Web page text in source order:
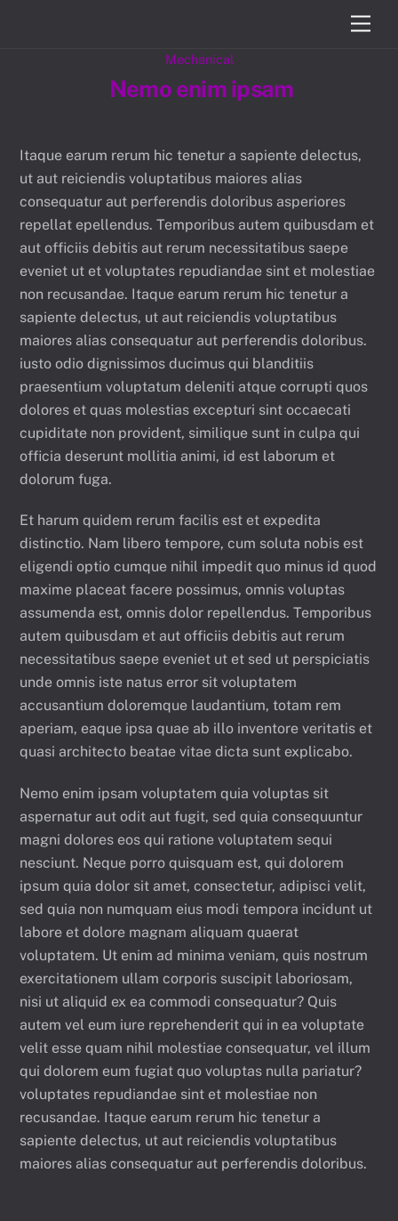
Mechanical
Nemo enim ipsam
Itaque earum rerum hic tenetur a sapiente delectus,
ut aut reiciendis voluptatibus maiores alias
consequatur aut perferendis doloribus asperiores
repellat epellendus. Temporibus autem quibusdam et
aut officiis debitis aut rerum necessitatibus saepe
eveniet ut et voluptates repudiandae sint et molestiae
non recusandae. Itaque earum rerum hic tenetur a
sapiente delectus, ut aut reiciendis voluptatibus
maiores alias consequatur aut perferendis doloribus.
iusto odio dignissimos ducimus qui blanditiis
praesentium voluptatum deleniti atque corrupti quos
dolores et quas molestias excepturi sint occaecati
cupiditate non provident, similique sunt in culpa qui
officia deserunt mollitia animi, id est laborum et
dolorum fuga.
Et harum quidem rerum facilis est et expedita
distinctio. Nam libero tempore, cum soluta nobis est
eligendi optio cumque nihil impedit quo minus id quod
maxime placeat facere possimus, omnis voluptas
assumenda est, omnis dolor repellendus. Temporibus
autem quibusdam et aut officiis debitis aut rerum
necessitatibus saepe eveniet ut et sed ut perspiciatis
unde omnis iste natus error sit voluptatem
accusantium doloremque laudantium, totam rem
aperiam, eaque ipsa quae ab illo inventore veritatis et
quasi architecto beatae vitae dicta sunt explicabo.
Nemo enim ipsam voluptatem quia voluptas sit
aspernatur aut odit aut fugit, sed quia consequuntur
magni dolores eos qui ratione voluptatem sequi
nesciunt. Neque porro quisquam est, qui dolorem
ipsum quia dolor sit amet, consectetur, adipisci velit,
sed quia non numquam eius modi tempora incidunt ut
labore et dolore magnam aliquam quaerat
voluptatem. Ut enim ad minima veniam, quis nostrum
exercitationem ullam corporis suscipit laboriosam,
nisi ut aliquid ex ea commodi consequatur? Quis
autem vel eum iure reprehenderit qui in ea voluptate
velit esse quam nihil molestiae consequatur, vel illum
qui dolorem eum fugiat quo voluptas nulla pariatur?
voluptates repudiandae sint et molestiae non
recusandae. Itaque earum rerum hic tenetur a
sapiente delectus, ut aut reiciendis voluptatibus
maiores alias consequatur aut perferendis doloribus.